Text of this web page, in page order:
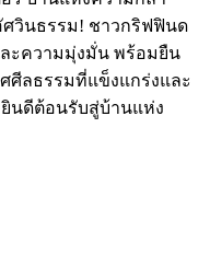
ศวินธรรม! ชาวกริฟฟินด
ะความมุ่งมั่น พร้อมยืน
ศีลธรรมที่แข็งแกร่งและ
นดีต้อนรับสู่บ้านแห่ง